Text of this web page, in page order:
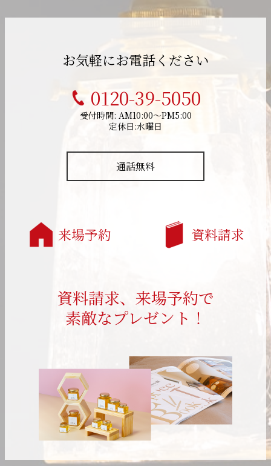
お気軽にお電話ください
0120-39-5050
受付時間: AM10:00～PM5:00
定休日:水曜日
通話無料
来場予約 資料請求
資料請求、来場予約で
素敵なプレゼント！